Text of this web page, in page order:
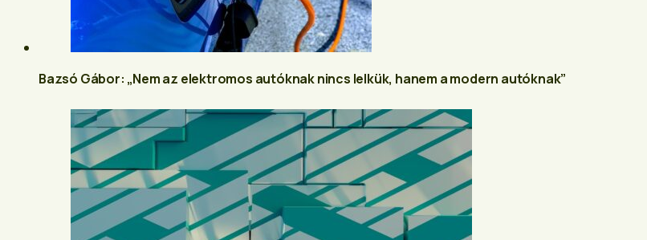
Bazsó Gábor: „Nem az elektromos autóknak nincs lelkük, hanem a modern autóknak”